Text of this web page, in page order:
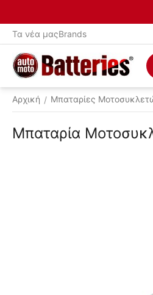
Τα νέα μαςBrands
Αρχική / Μπαταρίες
Μπαταρία